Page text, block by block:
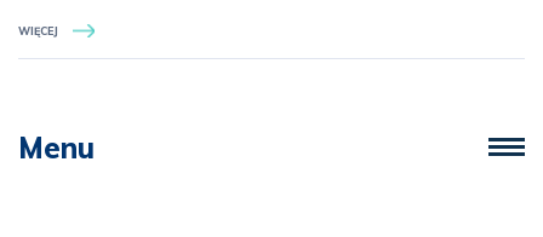
świadczeń z zakresu rehabilitacji medycznej
WIĘCEJ
Menu